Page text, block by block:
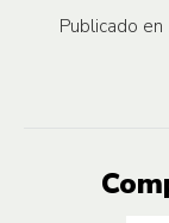
Publicado en